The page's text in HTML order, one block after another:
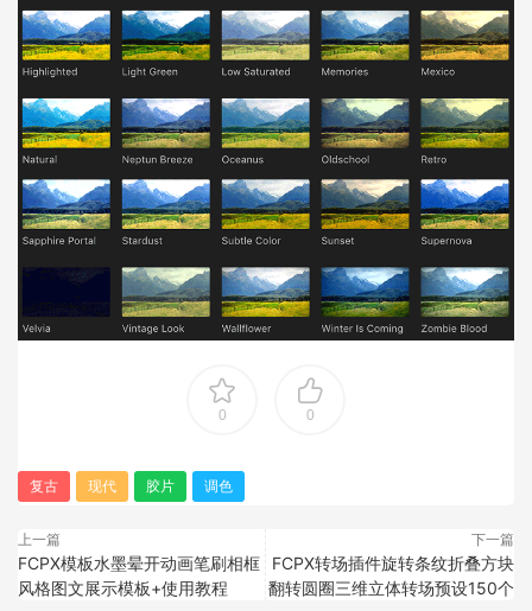
0 0
复古 现代 胶片 调色
上一篇
FCPX模板水墨晕开动画笔刷相框
风格图文展示模板+使用教程
下一篇
FCPX转场插件旋转条纹折叠方块
翻转圆圈三维立体转场预设150个